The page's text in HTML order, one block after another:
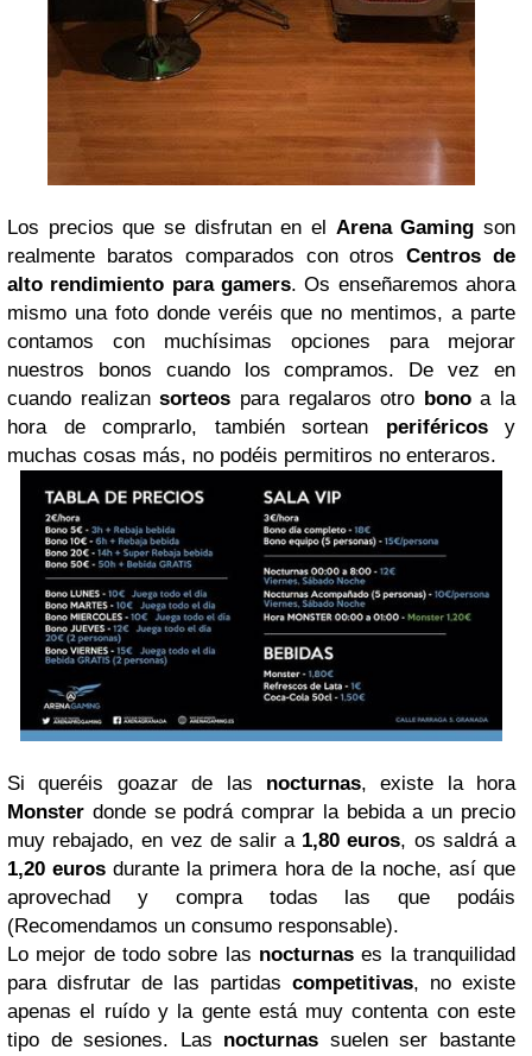
Los precios que se disfrutan en el Arena Gaming son
realmente baratos comparados con otrosCentros de
alto rendimiento para gamers. Os enseñaremos ahora
mismo una foto donde veréis que no mentimos, a parte
contamos con muchísimas opciones para mejorar
nuestros bonos cuando los compramos. De vez en
cuando realizansorteos para regalaros otro bonoa la
hora de comprarlo, también sortean periféricos y
muchas cosas más, no podéis permitiros no enteraros.
Si queréis goazar de las nocturnas, existe la hora
Monster donde se podrá comprar la bebida a un precio
muy rebajado, en vez de salir a 1,80 euros, os saldrá a
1,20 euros durante la primera hora de la noche, así que
aprovechad y compra todas las que podáis
(Recomendamos un consumo responsable).
Lo mejor de todo sobre las nocturnases la tranquilidad
para disfrutar de las partidas competitivas, no existe
apenas el ruído y la gente está muy contenta con este
tipo de sesiones. Las nocturnas suelen ser bastante